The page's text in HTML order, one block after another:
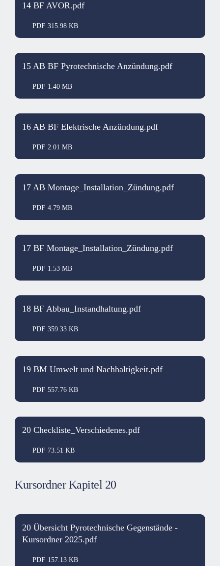
14 BF AVOR.pdf
PDF 315.98 KB
15 AB BF Pyrotechnische Anzündung.pdf
PDF 1.40 MB
16 AB BF Elektrische Anzündung.pdf
PDF 2.01 MB
17 AB Montage_Installation_Zündung.pdf
PDF 4.79 MB
17 BF Montage_Installation_Zündung.pdf
PDF 1.53 MB
18 BF Abbau_Instandhaltung.pdf
PDF 359.33 KB
19 BM Umwelt und Nachhaltigkeit.pdf
PDF 557.76 KB
20 Checkliste_Verschiedenes.pdf
PDF 73.51 KB
Kursordner Kapitel 20
20 Übersicht Pyrotechnische Gegenstände -
Kursordner 2025.pdf
PDF 157.13 KB